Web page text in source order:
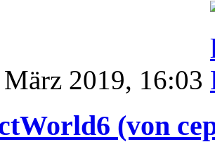
2019, 16:03
(von